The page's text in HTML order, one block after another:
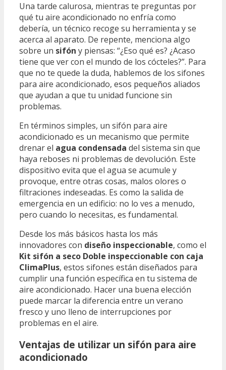
Una tarde calurosa, mientras te preguntas por
qué tu aire acondicionado no enfría como
debería, un técnico recoge su herramienta y se
acerca al aparato. De repente, menciona algo
sobre un sifón y piensas: “¿Eso qué es? ¿Acaso
tiene que ver con el mundo de los cócteles?”. Para
que no te quede la duda, hablemos de los sifones
para aire acondicionado, esos pequeños aliados
que ayudan a que tu unidad funcione sin
problemas.
En términos simples, un sifón para aire
acondicionado es un mecanismo que permite
drenar el agua condensada del sistema sin que
haya reboses ni problemas de devolución. Este
dispositivo evita que el agua se acumule y
provoque, entre otras cosas, malos olores o
filtraciones indeseadas. Es como la salida de
emergencia en un edificio: no lo ves a menudo,
pero cuando lo necesitas, es fundamental.
Desde los más básicos hasta los más
innovadores con diseño inspeccionable, como el
Kit sifón a seco Doble inspeccionable con caja
ClimaPlus, estos sifones están diseñados para
cumplir una función específica en tu sistema de
aire acondicionado. Hacer una buena elección
puede marcar la diferencia entre un verano
fresco y uno lleno de interrupciones por
problemas en el aire.
Ventajas de utilizar un sifón para aire
acondicionado